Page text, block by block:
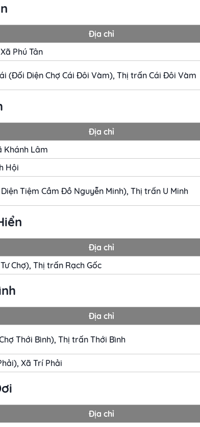
Địa chỉ
Phú Tân
(Đối Diện Chợ Cái Đôi Vàm), Thị trấn Cái Đôi Vàm
Địa chỉ
Khánh Lâm
Hội
Tiệm Cầm Đồ Nguyễn Minh), Thị trấn U Minh
Địa chỉ
Chợ), Thị trấn Rạch Gốc
Địa chỉ
Thới Bình), Thị trấn Thới Bình
Xã Trí Phải
Địa chỉ